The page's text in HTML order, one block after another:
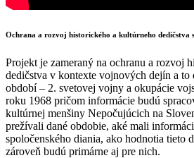
Ochrana a rozvoj historického a kultúrneho dedičstva
Projekt je zameraný na ochranu a rozvoj
dedičstva v kontexte vojnových dejín a
období – 2. svetovej vojny a okupácie
roku 1968 pričom informácie budú
kultúrnej menšiny Nepočujúcich na
prežívali dané obdobie, aké mali
spoločenského diania, ako hodnotia tieto
zároveň budú primárne aj pre nich.